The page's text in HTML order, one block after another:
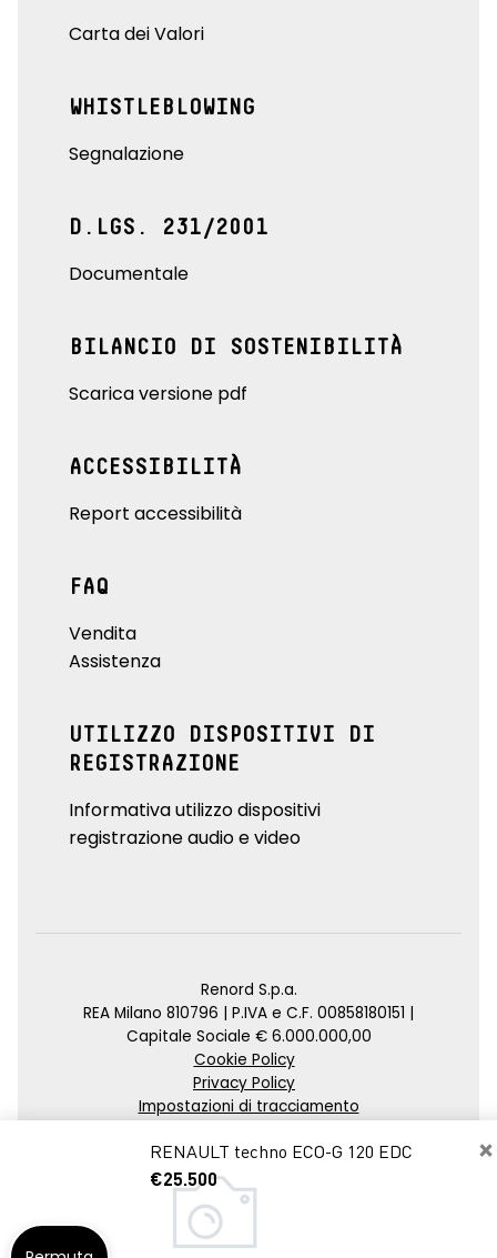
×
RENAULT techno ECO-G 120 EDC
€25.500
Carta dei Valori
WHISTLEBLOWING
Segnalazione
D.LGS. 231/2001
Documentale
BILANCIO DI SOSTENIBILITÀ
Scarica versione pdf
ACCESSIBILITÀ
Report accessibilità
FAQ
Vendita
Assistenza
UTILIZZO DISPOSITIVI DI
REGISTRAZIONE
Informativa utilizzo dispositivi
registrazione audio e video
Renord S.p.a.
REA Milano 810796 | P.IVA e C.F. 00858180151 |
Capitale Sociale € 6.000.000,00
Cookie Policy
Privacy Policy
Impostazioni di tracciamento
Credits
Agenzia SEO